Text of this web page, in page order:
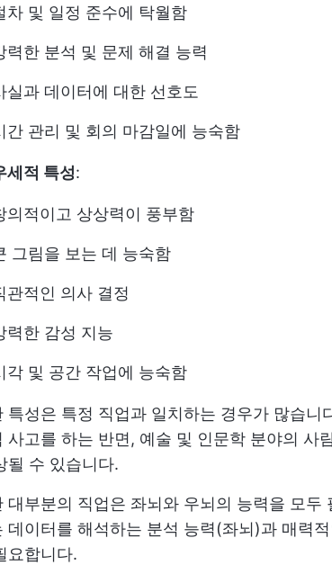
차 및 일정 준수에 탁월함
력한 분석 및 문제 해결 능력
실과 데이터에 대한 선호도
간 관리 및 회의 마감일에 능숙함
세적 특성:
의적이고 상상력이 풍부함
그림을 보는 데 능숙함
관적인 의사 결정
력한 감성 지능
각 및 공간 작업에 능숙함
특성은 특정 직업과 일치하는 경우가 많습니
사고를 하는 반면, 예술 및 인문학 분야의 사
될 수 있습니다.
대부분의 직업은 좌뇌와 우뇌의 능력을 모두
데이터를 해석하는 분석 능력(좌뇌)과 매력
요합니다.